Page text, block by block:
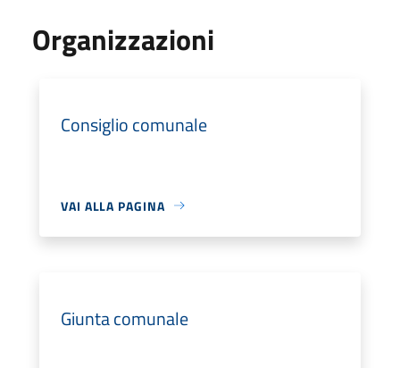
Organizzazioni
Consiglio comunale
VAI ALLA PAGINA
Giunta comunale